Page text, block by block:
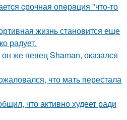
cрочная опeрaция "чтo-то
жизнь становится еще
радует.
же певец Shaman, оказался
что мать перестала
что активно худеет ради